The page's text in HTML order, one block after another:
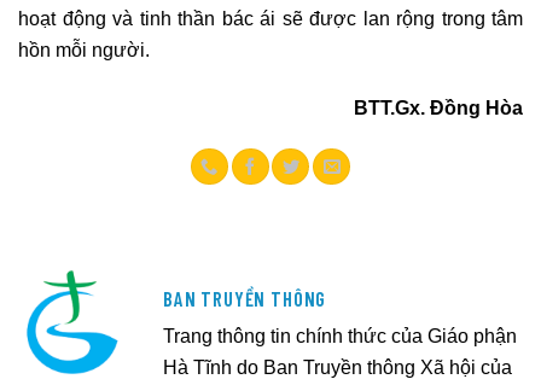
hoạt động và tinh thần bác ái sẽ được lan rộng trong tâm
hồn mỗi người.
BTT.Gx. Đồng Hòa
BAN TRUYỀN THÔNG
Trang thông tin chính thức của Giáo phận
Hà Tĩnh do Ban Truyền thông Xã hội của